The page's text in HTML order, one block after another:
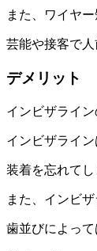
また、ワイヤ
芸能や接客で
デメリット
インビザライ
インビザライ
装着を忘れて
また、インビ
歯並びによっ